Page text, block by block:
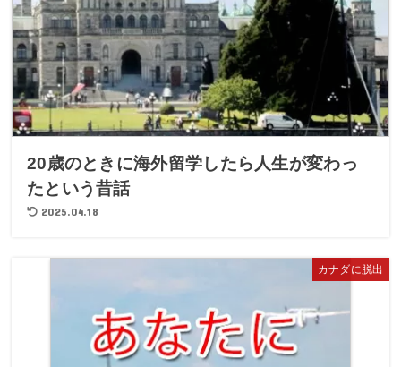
20歳のときに海外留学したら人生が変わっ
たという昔話
2025.04.18
カナダに脱出